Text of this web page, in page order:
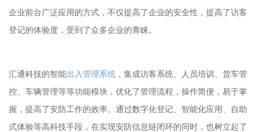
企业前台广泛应用的方式，不仅提高了企业的安全性，提高了访客
登记的体验度，受到了众多企业的青睐。
汇通科技的智能出入管理系统 ，集成访客系统、人员培训、货车管
控、车辆管理等等功能模块，优化了管理流程，操作简便，易于掌
握，提高了安防工作的效率。通过数字化登记、智能化应用、自助
式体验等高科技手段，在实现安防信息链闭环的同时，也树立起了